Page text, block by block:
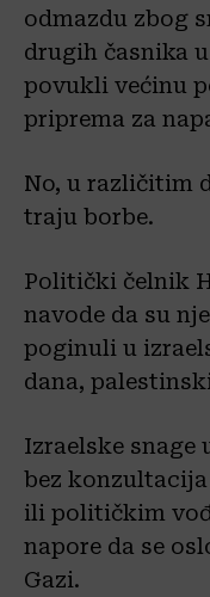
odmazdu zbog
drugih časnika
povukli većinu
priprema za
No, u različitim
traju borbe.
Politički čelnik
navode da su
poginuli u
dana,
Izraelske snage
bez
ili političkim
napore da se
Gazi.